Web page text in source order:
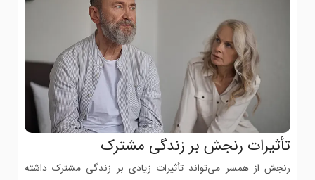
تأثیرات رنجش بر زندگی مشترک
رنجش از همسر می‌تواند تأثیرات زیادی بر زندگی مشترک داشته